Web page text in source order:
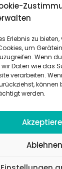
Erlebnis zu
um
Wenn
Daten wie das
verarbeiten.
werden.
Ablehnen
der christlichen
Aufjofindet man
Beteiligte
Bayern e. V. |
Deutschland
V.|Deutscher
Christus“ e. V.